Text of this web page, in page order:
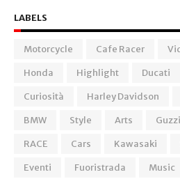
LABELS
Motorcycle Cafe Racer
Honda
Highlight Ducati
Curiosità
Harley Davidson
BMW
Style Arts Guzzi
RACE
Cars Kawasaki
Eventi
Fuoristrada Music